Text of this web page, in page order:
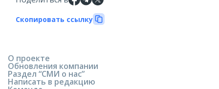
Скопировать ссылку
О проекте
Обновления компании
Раздел “СМИ о нас”
Написать в редакцию